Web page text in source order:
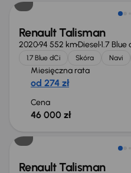
Renault Talisman
202094 552 kmDiesel1.7 Blue
1.7 Blue dCi Skóra Navi
Miesięczna rata
od 274 zł
Cena
46 000 zł
Renault Talisman